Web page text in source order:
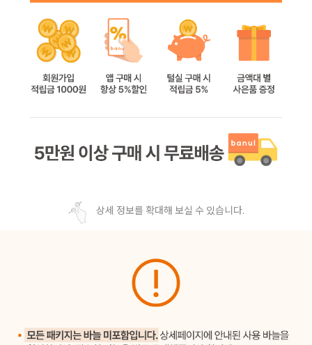
상세 정보를 확대해 보실 수 있습니다.